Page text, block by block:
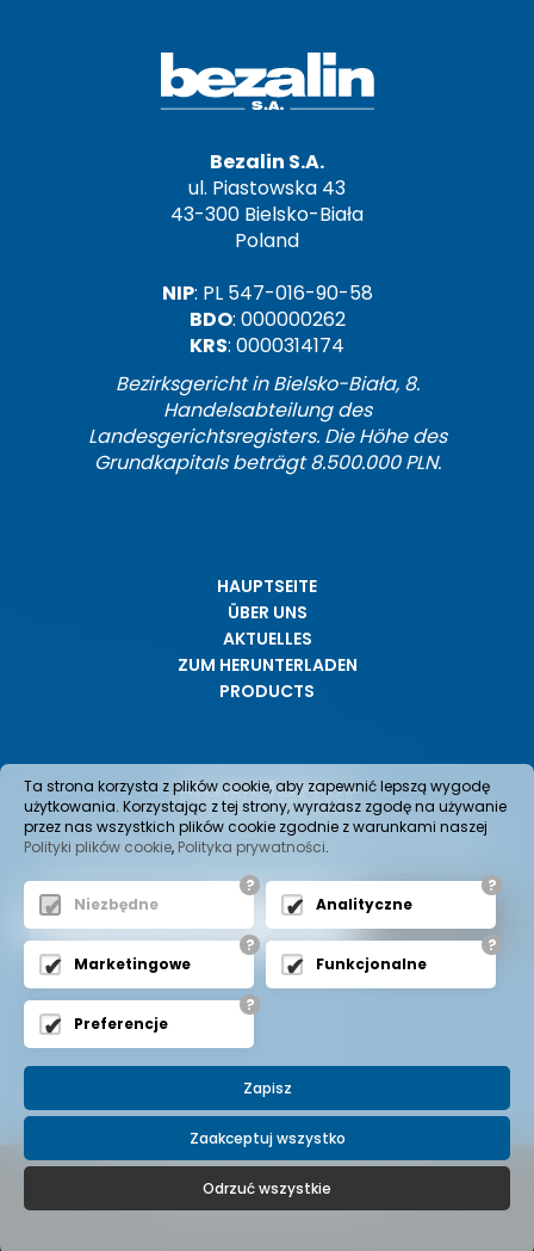
Bezalin S.A.
ul. Piastowska 43
43-300 Bielsko-Biała
Poland
NIP: PL 547-016-90-58
BDO: 000000262
KRS: 0000314174
Bezirksgericht in Bielsko-Biała, 8.
Handelsabteilung des
Landesgerichtsregisters. Die Höhe des
Grundkapitals beträgt 8.500.000 PLN.
HAUPTSEITE
ÜBER UNS
AKTUELLES
ZUM HERUNTERLADEN
PRODUCTS
Newsletter
Wenn Sie Informationen über neue Produkte im Angebot
oder aktuelle Aktionen erhalten möchten, fügen Sie den
Newsletter hinzu.
BEZALIN S.A.
Projekt i realizacjaexpo-net.pl
Ta strona korzysta z plików cookie, aby zapewnić lepszą wygodę
użytkowania. Korzystając z tej strony, wyrażasz zgodę na używanie
przez nas wszystkich plików cookie zgodnie z warunkami naszej
Polityki plików cookie, Polityka prywatności.
?
Niezbędne
?
Analityczne
?
Marketingowe
?
Funkcjonalne
?
Preferencje
Zapisz
Zaakceptuj wszystko
Odrzuć wszystkie